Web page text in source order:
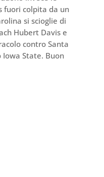
fuori colpita da un
si scioglie di
Hubert Davis e
contro Santa
State. Buon